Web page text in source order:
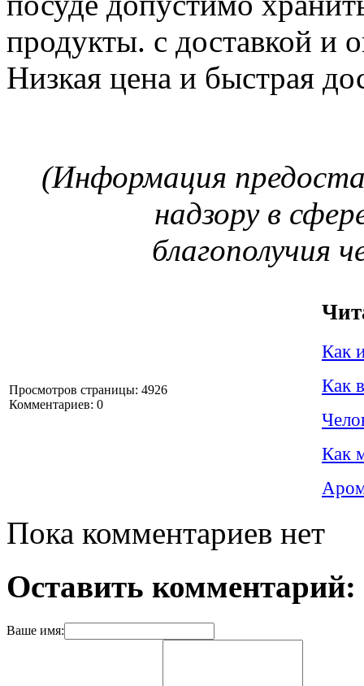
продукты. с доставкой и
Низкая цена и быстрая
(Информация
надзору в
благополучия
Просмотров страницы: 4926
Комментариев: 0
Как
Как
Как
Пока комментариев нет
Оставить комментарий:
Ваше имя: